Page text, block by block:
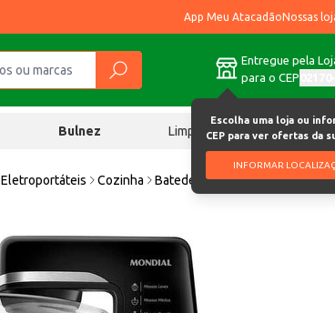
App Meu AtacadãoNossas
Entregue pela
para o CEP
Escolha uma loja ou
CEP para ver ofertas da
INFORMAR
Bulnez Limpeza
Eletroportáteis Cozinha Batedeira Planetária Mondial